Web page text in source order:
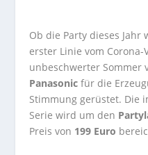
Ob die Party dieses
erster Linie vom Corona-
unbeschwerter Sommer
Panasonicfür die
Stimmung gerüstet. Die
Serie wird um den
Preis von 199 Euro